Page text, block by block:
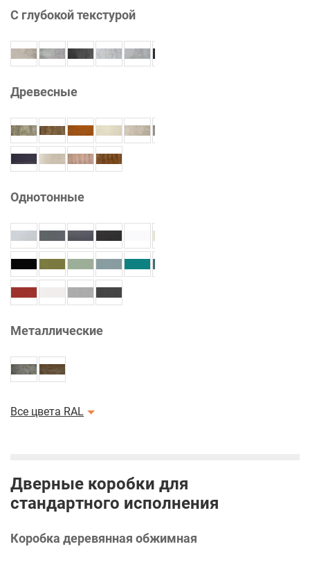
С глубокой текстурой
Древесные
Однотонные
Металлические
Все цвета RAL
Дверные коробки для
стандартного исполнения
Коробка деревянная обжимная